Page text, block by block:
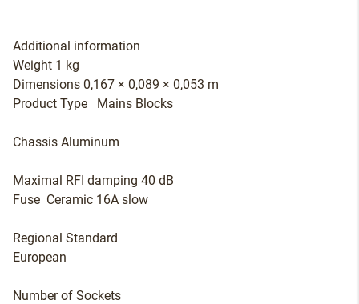
Additional information
Weight 1 kg
Dimensions 0,167 × 0,089 × 0,053 m
Product Type Mains Blocks
Chassis Aluminum
Maximal RFI damping 40 dB
Fuse Ceramic 16A slow
Regional Standard
European
Number of Sockets